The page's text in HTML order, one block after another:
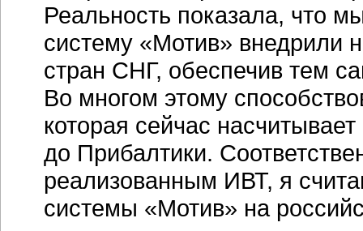
Реальность показала, что
систему «Мотив» внедрили
стран СНГ, обеспечив тем
Во многом этому
которая сейчас
до Прибалтики.
реализованным ИВТ, я
системы «Мотив» на